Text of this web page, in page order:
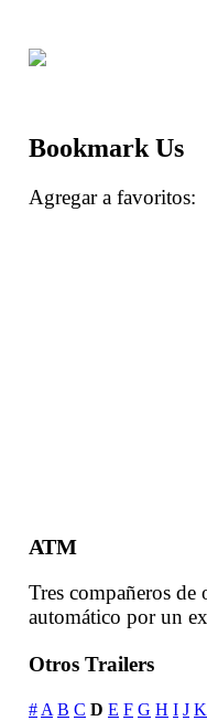
Bookmark Us
Agregar a
ATM
Tres compañeros de
automático por un
Otros Trailers
# A B C D E F G H I J K